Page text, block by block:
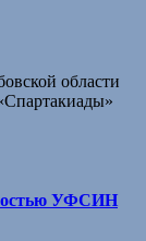
области
УФСИН